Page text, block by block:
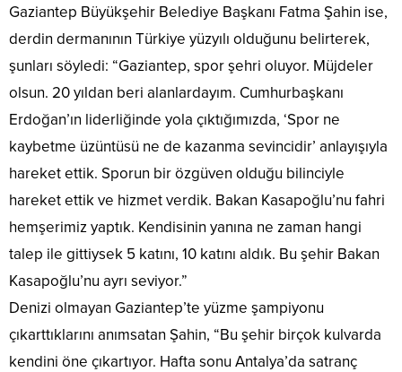
Gaziantep Büyükşehir Belediye Başkanı Fatma Şahin ise,
derdin dermanının Türkiye yüzyılı olduğunu belirterek,
şunları söyledi: “Gaziantep, spor şehri oluyor. Müjdeler
olsun. 20 yıldan beri alanlardayım. Cumhurbaşkanı
Erdoğan’ın liderliğinde yola çıktığımızda, ‘Spor ne
kaybetme üzüntüsü ne de kazanma sevincidir’ anlayışıyla
hareket ettik. Sporun bir özgüven olduğu bilinciyle
hareket ettik ve hizmet verdik. Bakan Kasapoğlu’nu fahri
hemşerimiz yaptık. Kendisinin yanına ne zaman hangi
talep ile gittiysek 5 katını, 10 katını aldık. Bu şehir Bakan
Kasapoğlu’nu ayrı seviyor.”
Denizi olmayan Gaziantep’te yüzme şampiyonu
çıkarttıklarını anımsatan Şahin, “Bu şehir birçok kulvarda
kendini öne çıkartıyor. Hafta sonu Antalya’da satranç